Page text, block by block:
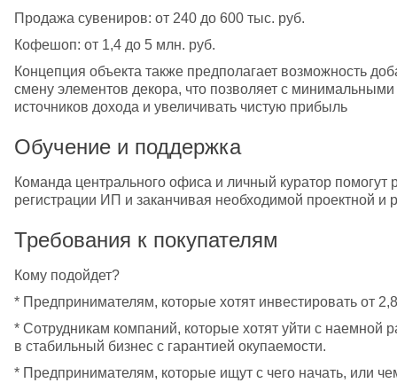
Продажа сувениров: от 240 до 600 тыс. руб.
Кофешоп: от 1,4 до 5 млн. руб.
Концепция объекта также предполагает возможность
смену элементов декора, что позволяет с
источников дохода и увеличивать чистую прибыль
Обучение и поддержка
Команда центрального офиса и личный куратор помогут
регистрации ИП и заканчивая необходимой проектной и
Требования к покупателям
Кому подойдет?
* Предпринимателям, которые хотят инвестировать от
* Сотрудникам компаний, которые хотят уйти с наемной
в стабильный бизнес с гарантией окупаемости.
* Предпринимателям, которые ищут с чего начать, или